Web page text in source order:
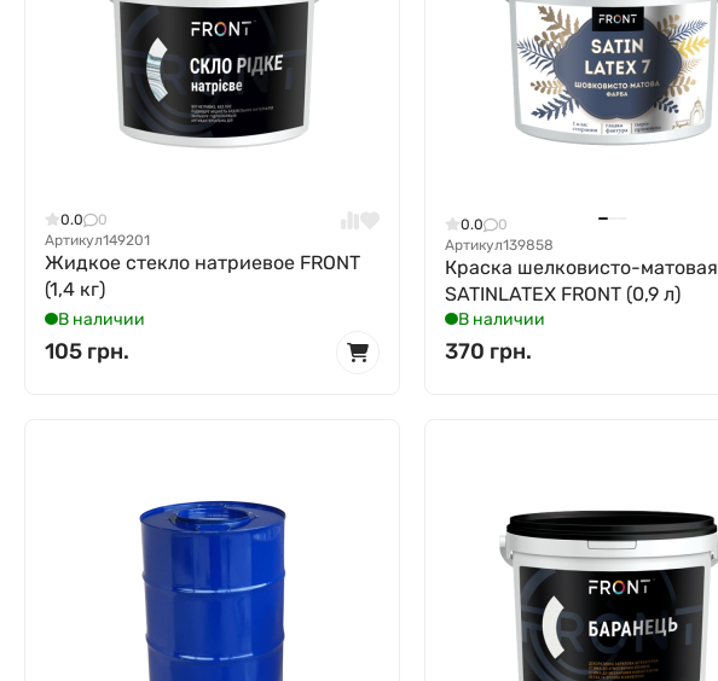
0.0
0
Артикул149201
Жидкое стекло натриевое FRONT
(1,4 кг)
В наличии
105 грн.
0.0
0
Артикул139858
Краска шелковисто-матовая
SATINLATEX FRONT (0,9 л)
В наличии
370 грн.